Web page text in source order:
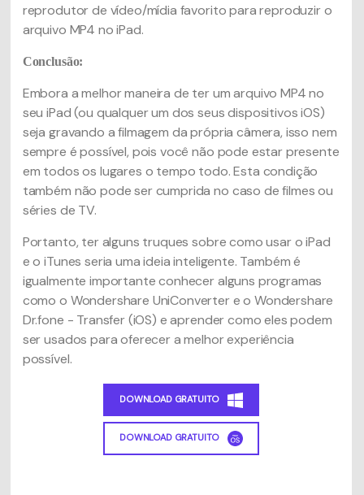
reprodutor de vídeo/mídia favorito para reproduzir o
arquivo MP4 no iPad.
Conclusão:
Embora a melhor maneira de ter um arquivo MP4 no
seu iPad (ou qualquer um dos seus dispositivos iOS)
seja gravando a filmagem da própria câmera, isso nem
sempre é possível, pois você não pode estar presente
em todos os lugares o tempo todo. Esta condição
também não pode ser cumprida no caso de filmes ou
séries de TV.
Portanto, ter alguns truques sobre como usar o iPad
e o iTunes seria uma ideia inteligente. Também é
igualmente importante conhecer alguns programas
como o Wondershare UniConverter e o Wondershare
Dr.fone - Transfer (iOS) e aprender como eles podem
ser usados ​​para oferecer a melhor experiência
possível.
DOWNLOAD GRATUITO
DOWNLOAD GRATUITO